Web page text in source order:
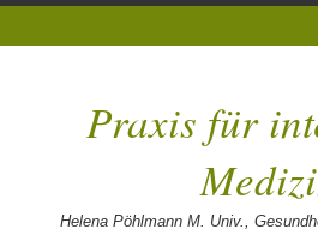
Praxis für
Helena Pöhlmann M. Univ.,